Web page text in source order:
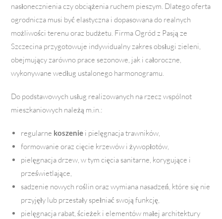
nasłonecznienia czy obciążenia ruchem pieszym. Dlatego oferta
ogrodnicza musi być elastyczna i dopasowana do realnych
możliwości terenu oraz budżetu. Firma Ogród z Pasją ze
Szczecina przygotowuje indywidualny zakres obsługi zieleni,
obejmujący zarówno prace sezonowe, jak i całoroczne,
wykonywane według ustalonego harmonogramu.
Do podstawowych usług realizowanych na rzecz wspólnot
mieszkaniowych należą m.in.:
regularne koszenie i pielęgnacja trawników,
formowanie oraz cięcie krzewów i żywopłotów,
pielęgnacja drzew, w tym cięcia sanitarne, korygujące i
prześwietlające,
sadzenie nowych roślin oraz wymiana nasadzeń, które się nie
przyjęły lub przestały spełniać swoją funkcję,
pielęgnacja rabat, ścieżek i elementów małej architektury